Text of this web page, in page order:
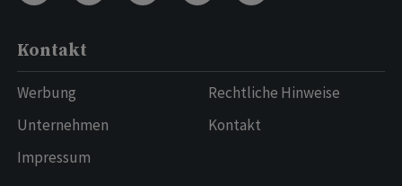
Kontakt
Werbung
Unternehmen
Impressum
Rechtliche Hinweise
Kontakt